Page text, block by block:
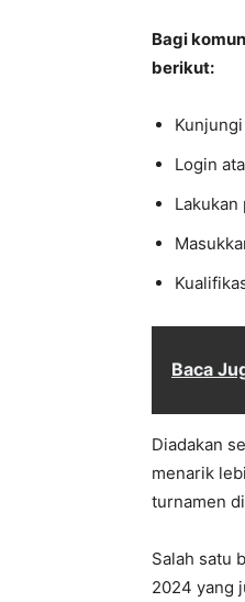
Bagi
berikut:
Login
Baca
Diadakan
menarik
turnamen
Salah satu
2024 yang